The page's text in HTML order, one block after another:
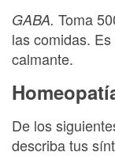
GABA. Toma
las comidas.
calmante.
De los
describa tus